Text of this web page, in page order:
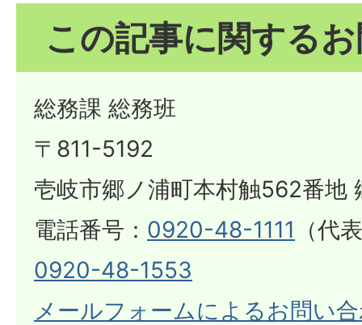
この記事に関する
総務課 総務班
〒811-5192
壱岐市郷ノ浦町本村触562番地
電話番号： 0920-48-1111 （代
0920-48-1553
メールフォームによるお問い